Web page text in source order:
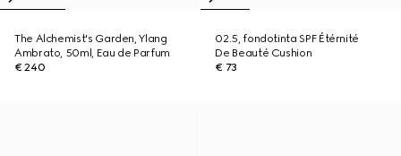
The Alchemist's Garden, Ylang
Ambrato, 50ml, Eau de Parfum
€ 240
02.5, fondotinta SPF Étérnité
De Beauté Cushion
€ 73